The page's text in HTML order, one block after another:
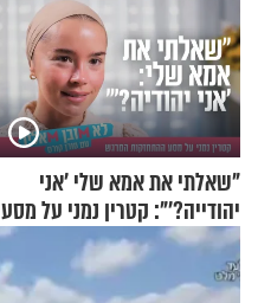
"שאלתי את אמא שלי 'אני
יהודייה?'": קטרין נמני על מסע
ההתחזקות המרגש